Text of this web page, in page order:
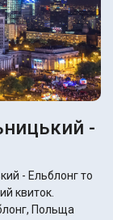
-
- Ельблонг то
квиток.
Польща